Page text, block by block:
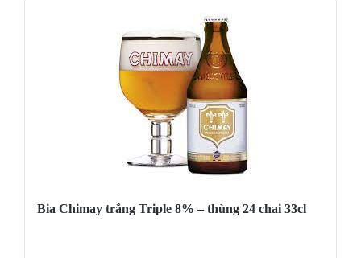
Bia Chimay trắng Triple 8% – thùng 24 chai 33cl